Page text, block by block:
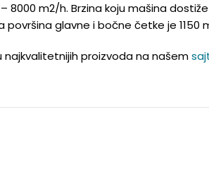
8000 m2/h. Brzina koju mašina
površina glavne i bočne četke je
proizvoda na našem